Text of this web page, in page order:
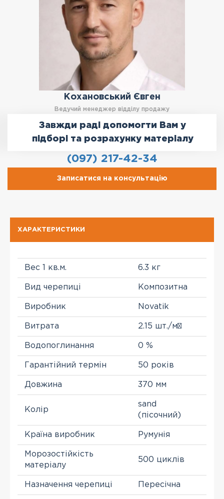
Кохановський Євген
Ведучий менеджер відділу продажу
Завжди раді допомогти Вам у
підборі та розрахунку матеріалу
(097) 217-42-34
Записатися на консультацію
ХАРАКТЕРИСТИКИ
Вес 1 кв.м. 6.3 кг
Вид черепиці Композитна
Виробник Novatik
Витрата 2.15 шт./м²
Водопоглинання 0 %
Гарантійний термін 50 років
Довжина 370 мм
Колір
sand
(пісочний)
Країна виробник Румунія
Морозостійкість
матеріалу
500 циклів
Назначення черепиці Пересічна